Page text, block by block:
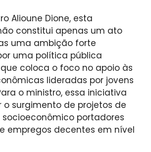
Alioune Dione, esta
constitui apenas um ato
uma ambição forte
uma política pública
coloca o foco no apoio às
lideradas por jovens
o ministro, essa iniciativa
surgimento de projetos de
portadores
empregos decentes em nível